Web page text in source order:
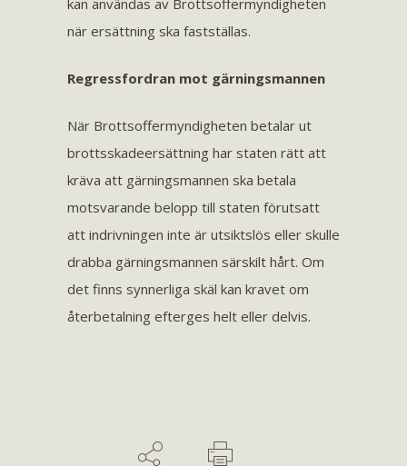
kan användas av Brottsoffermyndigheten
när ersättning ska fastställas.
Regressfordran mot gärningsmannen
När Brottsoffermyndigheten betalar ut
brottsskadeersättning har staten rätt att
kräva att gärningsmannen ska betala
motsvarande belopp till staten förutsatt
att indrivningen inte är utsiktslös eller skulle
drabba gärningsmannen särskilt hårt. Om
det finns synnerliga skäl kan kravet om
återbetalning efterges helt eller delvis.